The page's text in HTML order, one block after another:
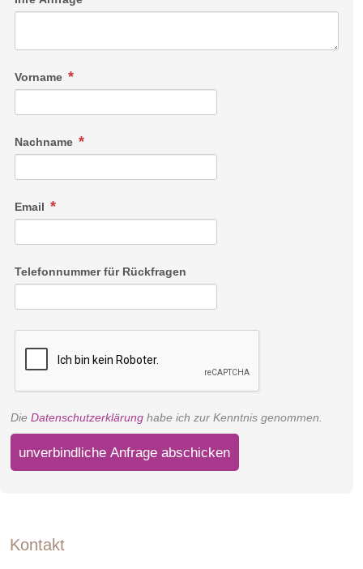
ca. 21 m2 zum Verweilen und Genießen ein. Es verfügt über
ein Bad mit moderner Dusche und Toilette.
Einzelzimmer Rotspitz
Unser Einzelzimmer Rotspitz mit 16m2 verfügt über ein Bad
mit Dusche und teilweise einem Balkon. Es ist somit perfekt
für unsere Alleinreisenden Gäste, die Zeit für sich wünschen.
Vorname
Nachname
Email
Telefonnummer für Rückfragen
Die Datenschutzerklärung habe ich zur Kenntnis genommen.
unverbindliche Anfrage abschicken
Kontakt